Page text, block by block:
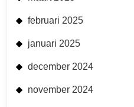
februari 2025
januari 2025
december 2024
november 2024